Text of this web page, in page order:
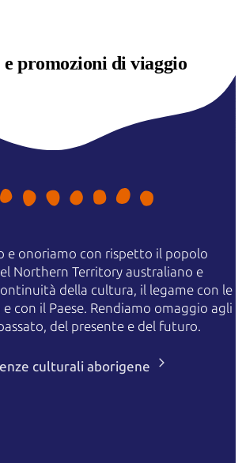
epromozioni di viaggio
e onoriamo con rispetto il popolo
Northern Territory australiano e
della cultura, il legame con le
con il Paese. Rendiamo omaggio agli
del presente e del futuro.
culturali aborigene